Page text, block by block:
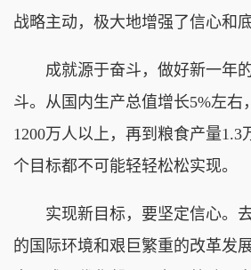
战略主动，极大地增强了信心和底
成就源于奋斗，做好新一年的
斗。从国内生产总值增长5%左右
1200万人以上，再到粮食产量1.3
个目标都不可能轻轻松松实现。
实现新目标，要坚定信心。去
的国际环境和艰巨繁重的改革发